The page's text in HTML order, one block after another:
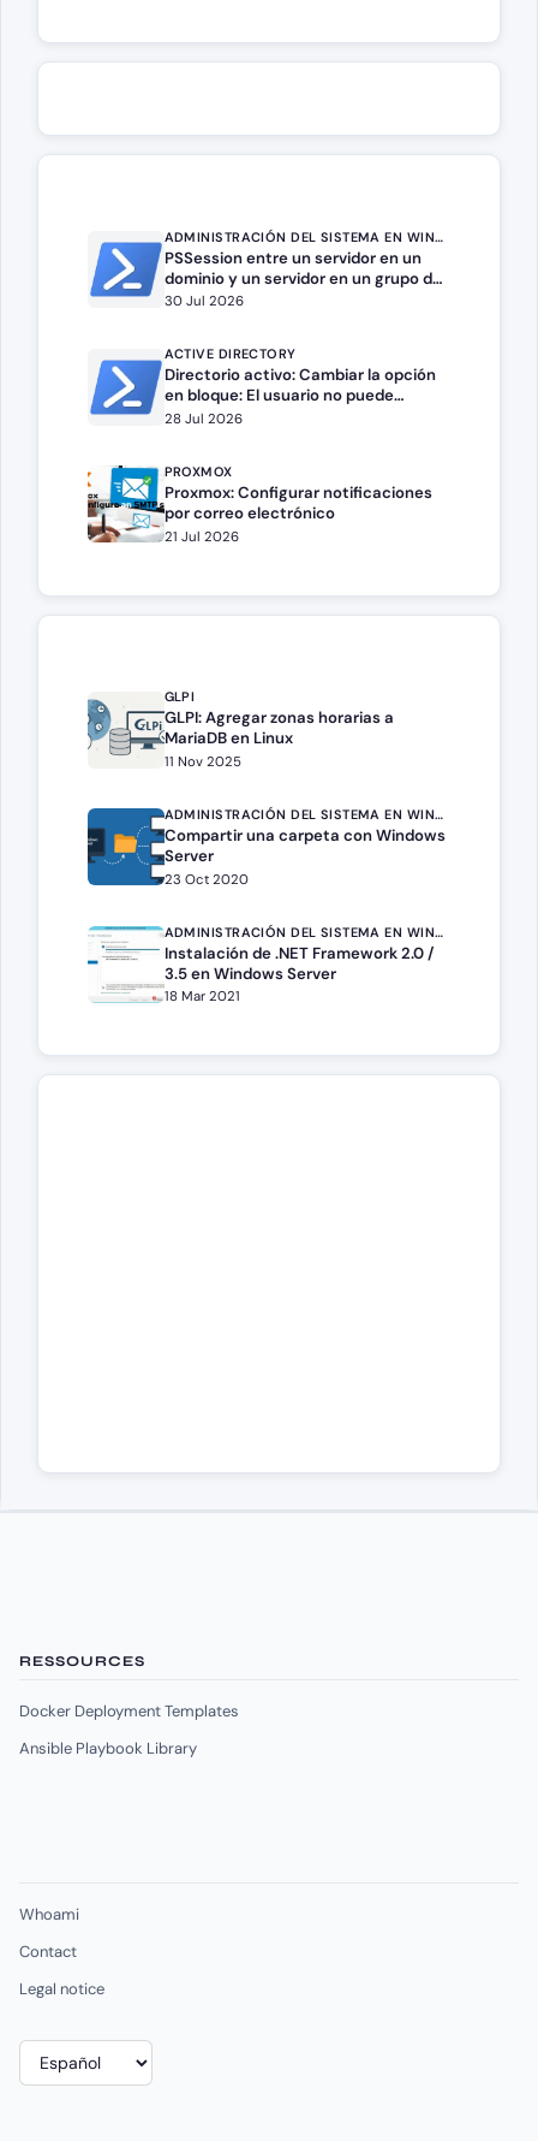
ADMINISTRACIÓN DEL SISTEMA EN WINDOWS SERVER
PSSession entre un servidor en un
dominio y un servidor en un grupo de
trabajo.
30 Jul 2026
ACTIVE DIRECTORY
Directorio activo: Cambiar la opción
en bloque: El usuario no puede
cambiar la contraseña
28 Jul 2026
PROXMOX
Proxmox: Configurar notificaciones
por correo electrónico
21 Jul 2026
GLPI
GLPI: Agregar zonas horarias a
MariaDB en Linux
11 Nov 2025
ADMINISTRACIÓN DEL SISTEMA EN WINDOWS SERVER
Compartir una carpeta con Windows
Server
23 Oct 2020
ADMINISTRACIÓN DEL SISTEMA EN WINDOWS SERVER
Instalación de .NET Framework 2.0 /
3.5 en Windows Server
18 Mar 2021
RESSOURCES
Docker Deployment Templates
Ansible Playbook Library
Whoami
Contact
Legal notice
Elegir
un